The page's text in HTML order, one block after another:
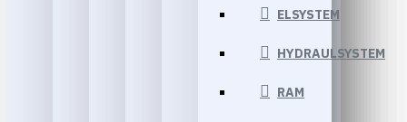
ELSYSTEM
HYDRAULSYSTEM
RAM